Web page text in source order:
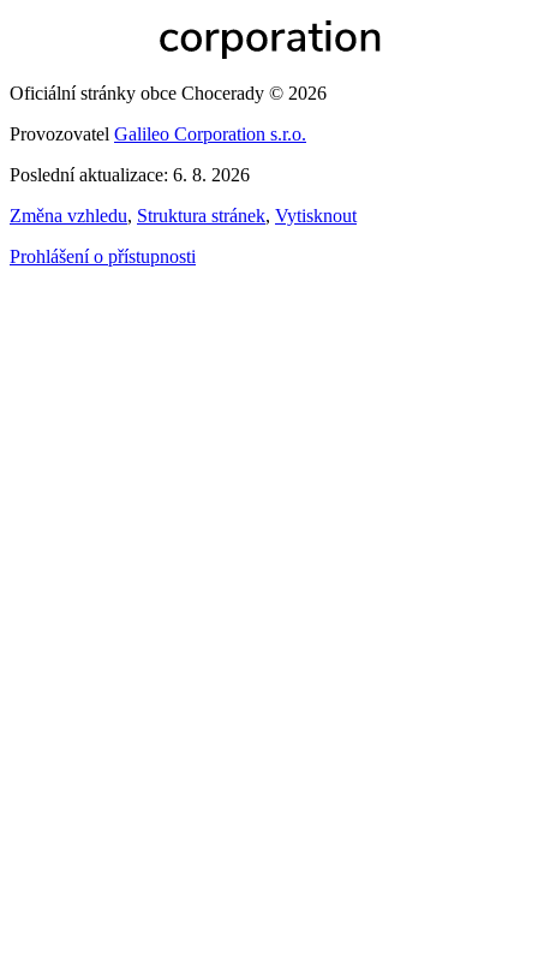
Oficiální stránky obce Chocerady © 2026
Provozovatel Galileo Corporation s.r.o.
Poslední aktualizace: 6. 8. 2026
Změna vzhledu, Struktura stránek, Vytisknout
Prohlášení o přístupnosti